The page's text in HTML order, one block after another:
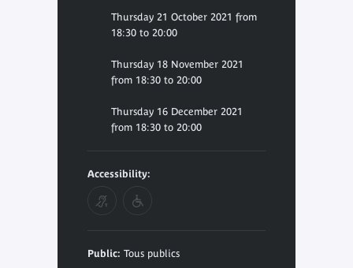
Thursday 21 October 2021 from
18:30 to 20:00
Thursday 18 November 2021
from 18:30 to 20:00
Thursday 16 December 2021
from 18:30 to 20:00
Accessibility:
Public: Tous publics